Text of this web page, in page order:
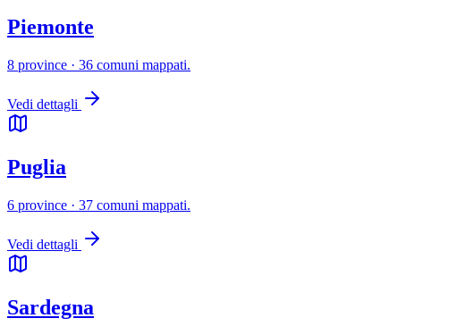
Piemonte
8 province · 36 comuni mappati.
Vedi dettagli
Puglia
6 province · 37 comuni mappati.
Vedi dettagli
Sardegna